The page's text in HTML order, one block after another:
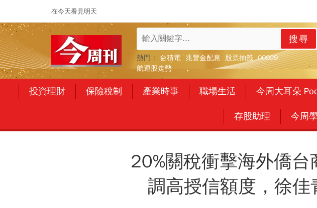
在今天看見明天
搜尋
熱門： 台積電 兆豐金配息 股票抽籤 00929
航運股走勢
投資理財 保險稅制 產業時事 職場生活 今周大耳朵
存股助理 今周
20%關稅衝擊海外僑台
調高授信額度，徐